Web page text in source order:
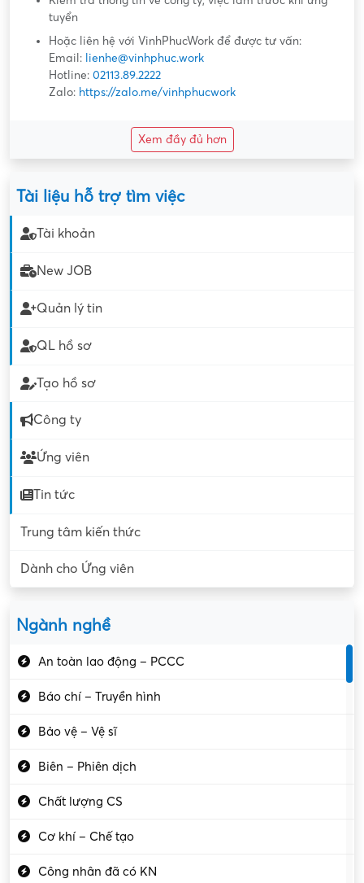
tuyển
Hoặc liên hệ với VinhPhucWork để được tư vấn:
Email: lienhe@vinhphuc.work
Hotline: 02113.89.2222
Zalo: https://zalo.me/vinhphucwork
Xem đầy đủ hơn
Tài liệu hỗ trợ tìm việc
Tài khoản
New JOB
Quản lý tin
QL hồ sơ
Tạo hồ sơ
Công ty
Ứng viên
Tin tức
Trung tâm kiến thức
Dành cho Ứng viên
Ngành nghề
An toàn lao động – PCCC
Báo chí – Truyền hình
Bảo vệ – Vệ sĩ
Biên – Phiên dịch
Chất lượng CS
Cơ khí – Chế tạo
Công nhân đã có KN